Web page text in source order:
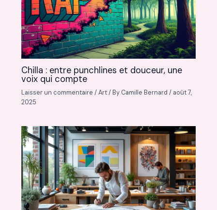
Chilla : entre punchlines et douceur, une
voix qui compte
Laisser un commentaire /Art/ By Camille Bernard/ août 7,
2025